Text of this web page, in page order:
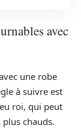
avec
une robe
à suivre est
roi, qui peut
chauds.